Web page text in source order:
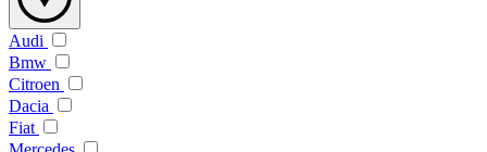
Audi
Bmw
Citroen
Dacia
Fiat